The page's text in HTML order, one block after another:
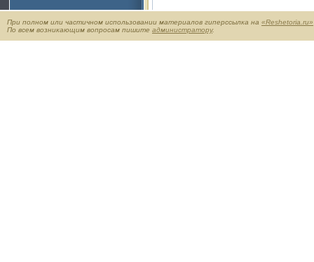
При полном или частичном использовании материалов гиперссылка на «Reshetoria.ru»
По всем возникающим вопросам пишите администратору.